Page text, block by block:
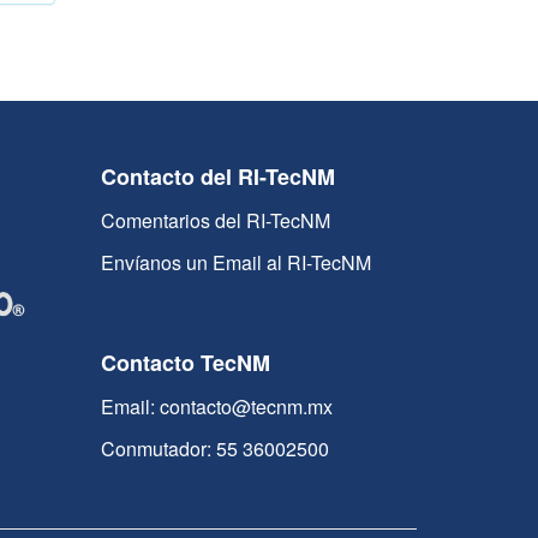
Contacto del RI-TecNM
Comentarios del RI-TecNM
Envíanos un Email al RI-TecNM
Contacto TecNM
Email: contacto@tecnm.mx
Conmutador: 55 36002500